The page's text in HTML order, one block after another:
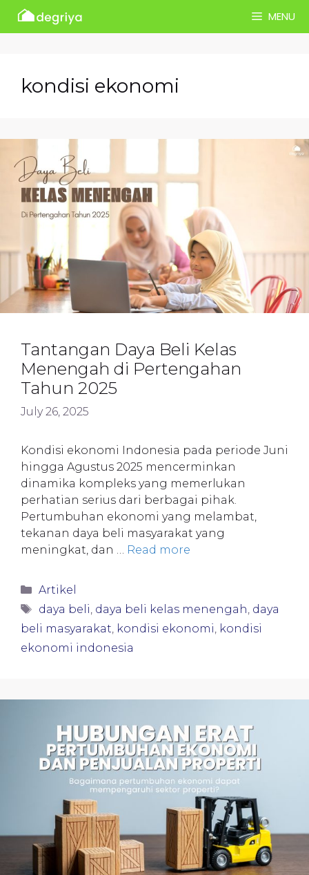
Skip
MENU
kondisi ekonomi
Tantangan Daya Beli Kelas
Menengah di Pertengahan
Tahun 2025
July 26, 2025
Kondisi ekonomi Indonesia pada periode Juni
hingga Agustus 2025 mencerminkan
dinamika kompleks yang memerlukan
perhatian serius dari berbagai pihak.
Pertumbuhan ekonomi yang melambat,
tekanan daya beli masyarakat yang
meningkat, dan … Read more
Categories
Artikel
Tags
daya beli, daya beli kelas menengah, daya
beli masyarakat, kondisi ekonomi, kondisi
ekonomi indonesia